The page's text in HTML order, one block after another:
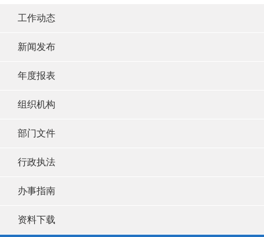
工作动态
新闻发布
年度报表
组织机构
部门文件
行政执法
办事指南
资料下载